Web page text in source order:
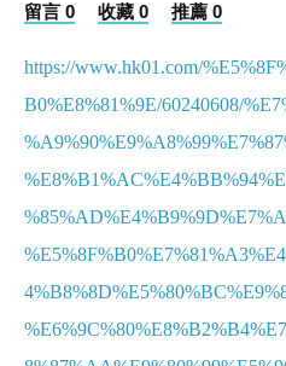
留言 0 收藏 0 推薦 0
https://www.hk01.com/
B0%E8%81%9E/60240608/